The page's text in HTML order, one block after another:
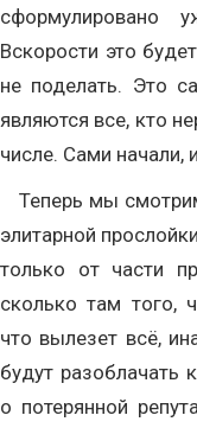
сформулировано
Вскорости это
не поделать. Это
являются все, кто
числе. Сами начали,
Теперь мы
элитарной
только от части
сколько там того,
что вылезет всё,
будут разоблачать
о потерянной